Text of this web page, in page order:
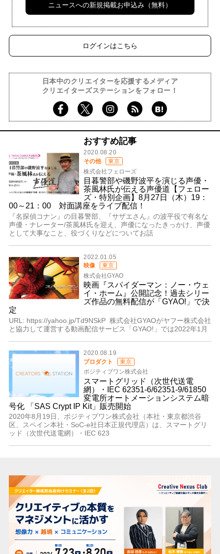
ニュースへの新規掲載お申込み（無料）
ログインはこちら
日本中のクリエイターを応援するメディア
クリエイターズステーションをフォロー！
おすすめ記事
2020.08.20
その他
東京
株式会社フェローズ
目暮警部や磯野波平を演じる声優・
茶風林氏が伝える声優道【フェロー
ズ・特別企画】8月27日（木）19：
00～21：00 対面講座をライブ配信！
『名探偵コナン』の目暮警部、『サザエさん』の波平役で有名な
声優・ナレーター/茶風林氏を迎え、声優になったきっかけ、声優
として大事なこと、役づくりなどについてお話
2022.01.05
映像
東京
株式会社GYAO
映画『スパイダーマン：ノー・ウェ
イ・ホーム』公開記念！過去シリー
ズ作品の無料配信が「GYAO!」で決
定
URL: https://yahoo.jp/Td9NSkP 株式会社GYAOがヤフー株式会社
と協力して運営する動画配信サービス「GYAO!」では2022年1月
2020.08.19
プロダクト
東京
ポジティブワン株式会社
スマートグリッド（次世代送電
網）・IEC 62351-6/62351-9/61850
変電所オートメーションシステム暗
号化 「SAS Crypt IP Kit」販売開始
2020年8月19日、ポジティブワン株式会社（本社・東京都渋谷
区、スペイン本社・SoC-e社日本正規代理店）は、スマートグリ
ッド（次世代送電網）・IEC 623